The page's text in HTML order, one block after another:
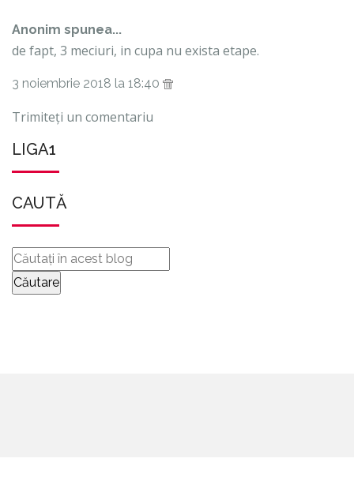
Anonim spunea...
de fapt, 3 meciuri, in cupa nu exista etape.
3 noiembrie 2018 la 18:40
Trimiteți un comentariu
LIGA1
CAUTĂ